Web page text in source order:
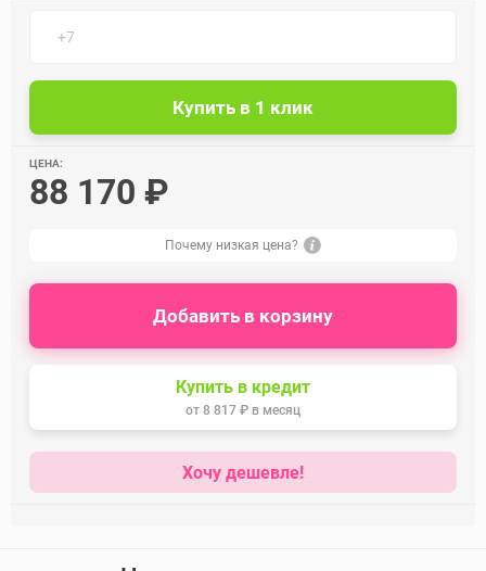
ЦЕНА:
88 170 ₽
Почему низкая цена?
Добавить в корзину
Купить в кредит
от 8 817 ₽ в месяц
Хочу дешевле!